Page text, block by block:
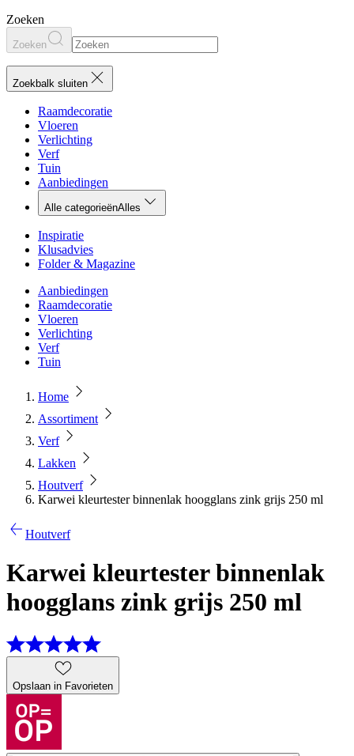
Zoeken
Zoeken
Zoekbalk sluiten
Raamdecoratie
Vloeren
Verlichting
Verf
Tuin
Aanbiedingen
Alle categorieënAlles
Inspiratie
Klusadvies
Folder & Magazine
Aanbiedingen
Raamdecoratie
Vloeren
Verlichting
Verf
Tuin
Home
Assortiment
Verf
Lakken
Houtverf
Karwei kleurtester binnenlak hoogglans zink grijs 250 ml
Houtverf
Karwei kleurtester binnenlak
hoogglans zink grijs 250 ml
Opslaan in Favorieten